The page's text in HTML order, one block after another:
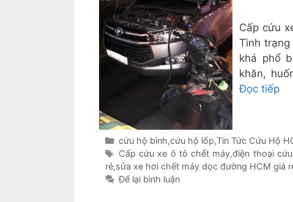
Cấp cứu
Tình
khá phổ
khăn,
Đọc tiếp
Danh
mục
cứu hộ bình,cứu hộ lốp,Tin Tức Cứu Hộ
Thẻ
Cấp cứu xe ô tô chết máy,điện thoại
rẻ,sửa xe hơi chết máy dọc đường HCM giá
Để lại bình luận